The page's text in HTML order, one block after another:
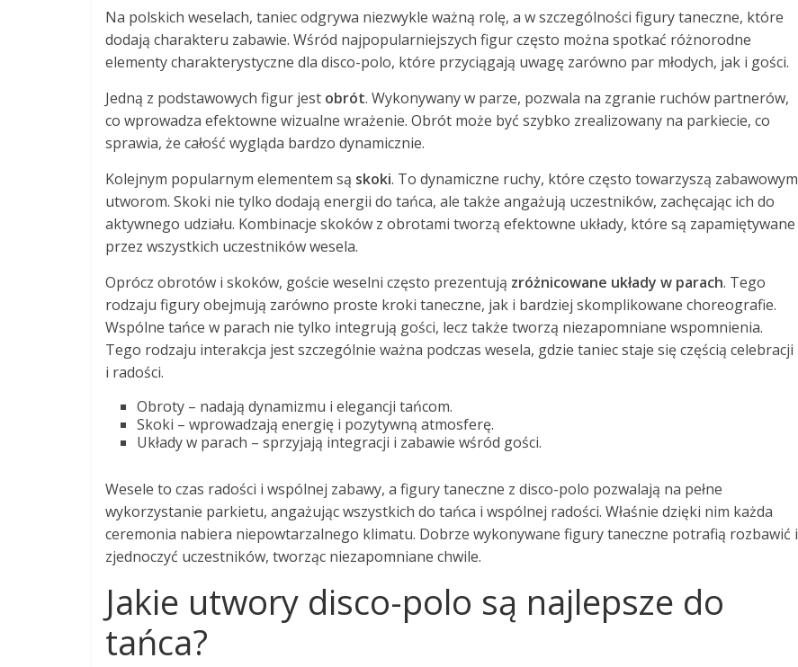
Na polskich weselach, taniec odgrywa niezwykle ważną rolę, a w szczególności figury taneczne, które
dodają charakteru zabawie. Wśród najpopularniejszych figur często można spotkać różnorodne
elementy charakterystyczne dla disco-polo, które przyciągają uwagę zarówno par młodych, jak i gości.
Jedną z podstawowych figur jest obrót. Wykonywany w parze, pozwala na zgranie ruchów partnerów,
co wprowadza efektowne wizualne wrażenie. Obrót może być szybko zrealizowany na parkiecie, co
sprawia, że całość wygląda bardzo dynamicznie.
Kolejnym popularnym elementem są skoki. To dynamiczne ruchy, które często towarzyszą zabawowym
utworom. Skoki nie tylko dodają energii do tańca, ale także angażują uczestników, zachęcając ich do
aktywnego udziału. Kombinacje skoków z obrotami tworzą efektowne układy, które są zapamiętywane
przez wszystkich uczestników wesela.
Oprócz obrotów i skoków, goście weselni często prezentują zróżnicowane układy w parach. Tego
rodzaju figury obejmują zarówno proste kroki taneczne, jak i bardziej skomplikowane choreografie.
Wspólne tańce w parach nie tylko integrują gości, lecz także tworzą niezapomniane wspomnienia.
Tego rodzaju interakcja jest szczególnie ważna podczas wesela, gdzie taniec staje się częścią celebracji
i radości.
Obroty – nadają dynamizmu i elegancji tańcom.
Skoki – wprowadzają energię i pozytywną atmosferę.
Układy w parach – sprzyjają integracji i zabawie wśród gości.
Wesele to czas radości i wspólnej zabawy, a figury taneczne z disco-polo pozwalają na pełne
wykorzystanie parkietu, angażując wszystkich do tańca i wspólnej radości. Właśnie dzięki nim każda
ceremonia nabiera niepowtarzalnego klimatu. Dobrze wykonywane figury taneczne potrafią rozbawić i
zjednoczyć uczestników, tworząc niezapomniane chwile.
Jakie utwory disco-polo są najlepsze do
tańca?